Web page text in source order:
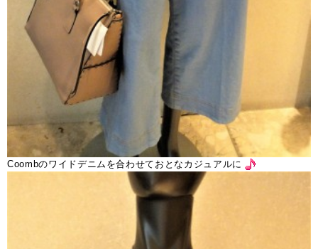
Coombのワイドデニムを合わせておとなカジュアルに